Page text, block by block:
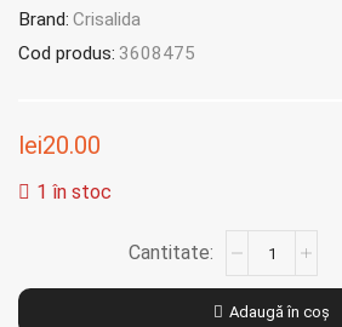
Brand: Crisalida
Cod produs: 3608475
lei20.00
1 în stoc
Adaugă în coș